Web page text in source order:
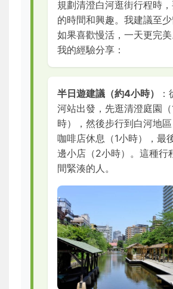
規劃清澄白河逛街行程時
的時間和興趣。我建議至少
如果喜歡慢活，一天更完
我的經驗分享：
半日遊建議（約4小時）
河站出發，先逛清澄庭園（
時），然後步行到白河地
咖啡店休息（1小時），最
邊小店（2小時）。這種行
間緊湊的人。